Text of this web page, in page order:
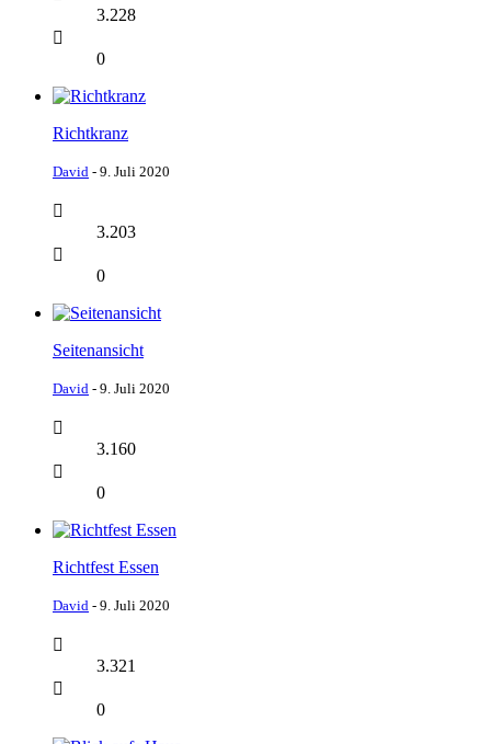
3.228
0
Richtkranz
David - 9. Juli 2020
3.203
0
Seitenansicht
David - 9. Juli 2020
3.160
0
Richtfest Essen
David - 9. Juli 2020
3.321
0